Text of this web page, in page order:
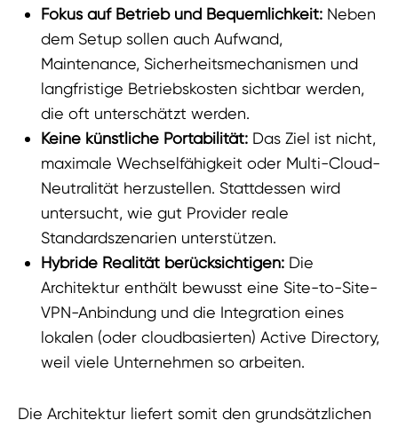
Fokus auf Betrieb und Bequemlichkeit: Neben
dem Setup sollen auch Aufwand,
Maintenance, Sicherheitsmechanismen und
langfristige Betriebskosten sichtbar werden,
die oft unterschätzt werden.
Keine künstliche Portabilität: Das Ziel ist nicht,
maximale Wechselfähigkeit oder Multi-Cloud-
Neutralität herzustellen. Stattdessen wird
untersucht, wie gut Provider reale
Standardszenarien unterstützen.
Hybride Realität berücksichtigen: Die
Architektur enthält bewusst eine Site-to-Site-
VPN-Anbindung und die Integration eines
lokalen (oder cloudbasierten) Active Directory,
weil viele Unternehmen so arbeiten.
Die Architektur liefert somit den grundsätzlichen